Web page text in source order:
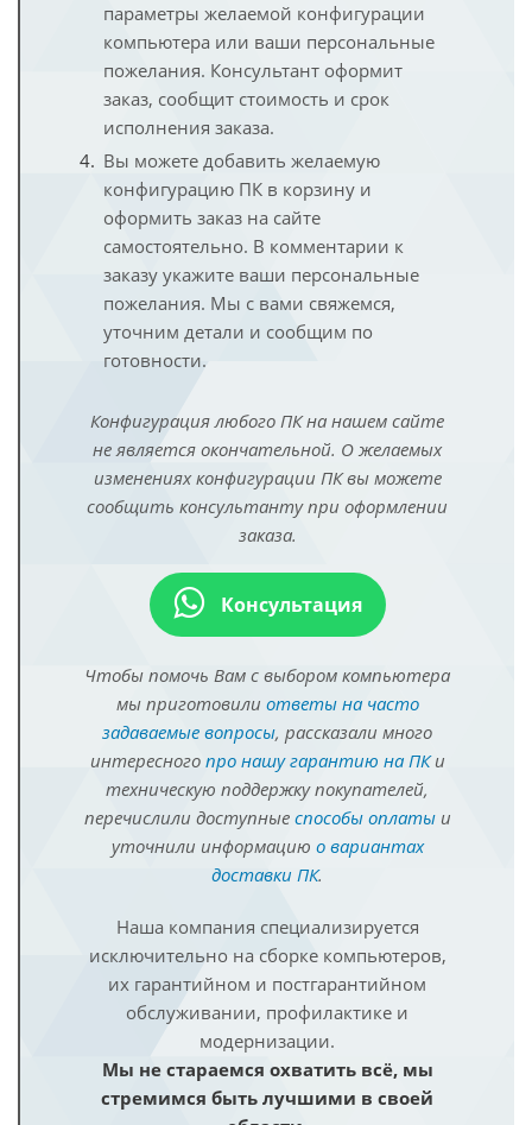
параметры желаемой конфигурации
компьютера или ваши персональные
пожелания. Консультант оформит
заказ, сообщит стоимость и срок
исполнения заказа.
Вы можете добавить желаемую
конфигурацию ПК в корзину и
оформить заказ на сайте
самостоятельно. В комментарии к
заказу укажите ваши персональные
пожелания. Мы с вами свяжемся,
уточним детали и сообщим по
готовности.
Конфигурация любого ПК на нашем сайте
не является окончательной. О желаемых
изменениях конфигурации ПК вы можете
сообщить консультанту при оформлении
заказа.
Консультация
Чтобы помочь Вам с выбором компьютера
мы приготовили ответы на часто
задаваемые вопросы, рассказали много
интересного про нашу гарантию на ПКи
техническую поддержку покупателей,
перечислили доступные способы оплатыи
уточнили информацию о вариантах
доставки ПК.
Наша компания специализируется
исключительно на сборке компьютеров,
их гарантийном и постгарантийном
обслуживании, профилактике и
модернизации.
Мы не стараемся охватить всё, мы
стремимся быть лучшими в своей